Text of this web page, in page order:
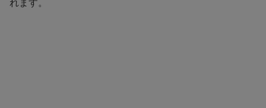
れます。